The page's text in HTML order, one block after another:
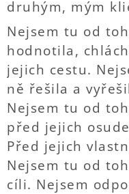
druhým, mým
Nejsem tu od
hodnotila,
jejich cestu.
ně řešila a
Nejsem tu od
před jejich
Před jejich
Nejsem tu od
cíli. Nejsem